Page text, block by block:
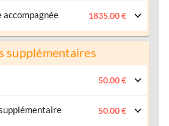
accompagnée 1835.00 €
supplémentaires
50.00 €
50.00 €